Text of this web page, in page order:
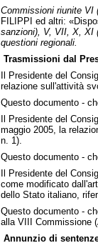
Commissioni riunite VI
FILIPPI ed altri:
sanzioni), V, VII, X, XI
questioni regionali.
Trasmissioni dal
Il Presidente del
relazione sull'attività
Questo documento -
Il Presidente del
maggio 2005, la
n. 1).
Questo documento -
Il Presidente del
come modificato
dello Stato italiano,
Questo documento -
alla VIII Commissione
Annunzio di